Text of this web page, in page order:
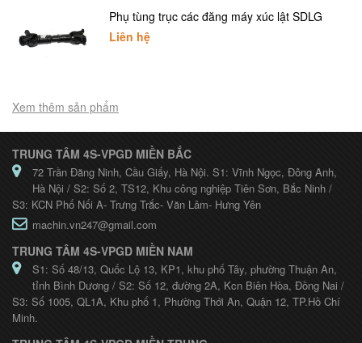
Phụ tùng trục các đăng máy xúc lật SDLG
Liên hệ
Xem thêm sản phẩm
TRUNG TÂM 4S-VPGD MIỀN BẮC
72 Trần Đăng Ninh, Cầu Giấy, Hà Nội. S1: Vĩnh Ngọc, Đông Anh,
Hà Nội / S2: Số 2, TS12, Khu công nghiệp Tiên Sơn, Bắc Ninh /
S3: KCN Phố Nối A- Trưng Trắc- Văn Lâm- Hưng Yên
machin.vn247@gmail.com
TRUNG TÂM 4S-VPGD MIỀN NAM
S1: Số 48/13, Quốc Lộ 13, KP1, khu phố Tây, phường Thuận An,
tỉnh Bình Dương / S2: Số 12, đường 2A, Kcn Biên Hòa, Đồng Nai /
S3: Số 1005, QL1A, Khu phố 1, Phường Thới An, Quận 12, TP.Hồ Chí
Minh.